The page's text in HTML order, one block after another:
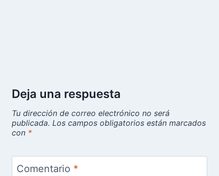
Deja una respuesta
Tu dirección de correo electrónico no será
publicada. Los campos obligatorios están marcados
con *
Comentario *